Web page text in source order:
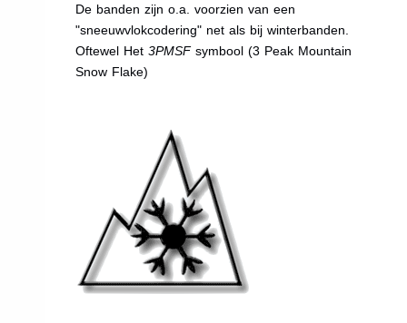
De banden zijn o.a. voorzien van een
"sneeuwvlokcodering" net als bij winterbanden.
Oftewel Het3PMSFsymbool (3 Peak Mountain
Snow Flake)